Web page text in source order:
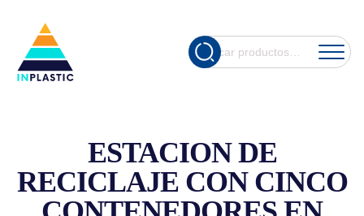
Buscar
por:
Cuando hay
ESTACION DE
RECICLAJE CON CINCO